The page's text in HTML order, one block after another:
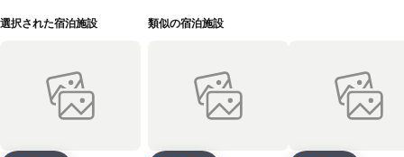
選択された宿泊施設 類似の宿泊施設